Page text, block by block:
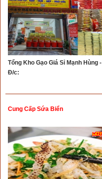
Tổng Kho Gạo Giá Sỉ Mạnh Hùng -
Đ/c:
Cung Cấp Sứa Biển